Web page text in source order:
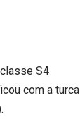
S4
com a turca